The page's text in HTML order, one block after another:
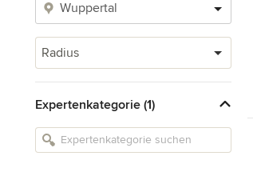
Radius
Expertenkategorie (1)